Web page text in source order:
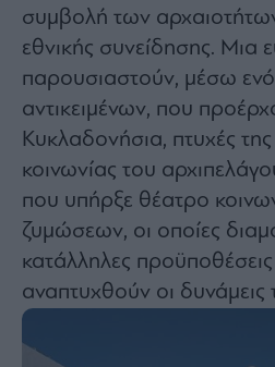
Creative
Content
Branded
Content
Reports
&
Content
Calendar
Monocle
Lab
συμβολή των
εθνικής συνείδησης. Μια
παρουσιαστούν, μέσω
αντικειμένων, που
Κυκλαδονήσια, πτυχές
κοινωνίας του
που υπήρξε θέατρο
ζυμώσεων, οι οποίες
κατάλληλες προϋποθέσεις
αναπτυχθούν οι